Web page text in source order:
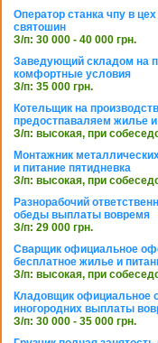
Оператор станка чпу в
святошин
З/п: 30 000 - 40 000 грн.
Заведующий складом на
комфортные условия
З/п: 35 000 грн.
Котельщик на
предостпаваляем жилье и
З/п: высокая, при
Монтажник
и питание пятидневка
З/п: высокая, при
Разнорабочий
обеды выплаты вовремя
З/п: 29 000 грн.
Сварщик официальное
бесплатное жилье и
З/п: высокая, при
Кладовщик официальное
иногородних выплаты
З/п: 30 000 - 35 000 грн.